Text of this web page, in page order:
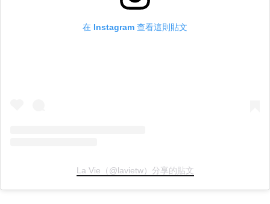
在 Instagram 查看這則貼文
La Vie（@lavietw）分享的貼文